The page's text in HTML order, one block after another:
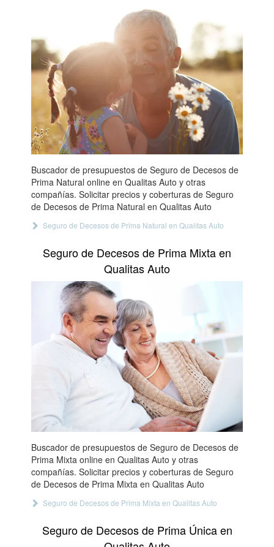
Buscador de presupuestos de Seguro de Decesos de
Prima Natural online en Qualitas Auto y otras
compañías. Solicitar precios y coberturas de Seguro
de Decesos de Prima Natural en Qualitas Auto
Seguro de Decesos de Prima Natural en Qualitas Auto
Seguro de Decesos de Prima Mixta en
Qualitas Auto
Buscador de presupuestos de Seguro de Decesos de
Prima Mixta online en Qualitas Auto y otras
compañías. Solicitar precios y coberturas de Seguro
de Decesos de Prima Mixta en Qualitas Auto
Seguro de Decesos de Prima Mixta en Qualitas Auto
Seguro de Decesos de Prima Única en